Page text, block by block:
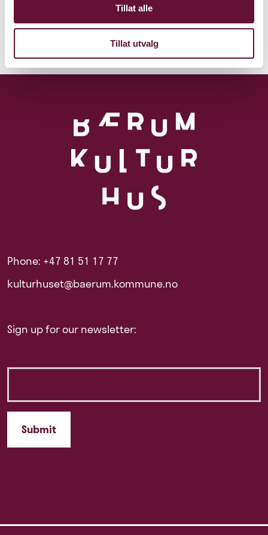
Tillat alle
Tillat utvalg
Phone: +47 81 51 17 77
kulturhuset@baerum.kommune.no
Sign up for our newsletter: